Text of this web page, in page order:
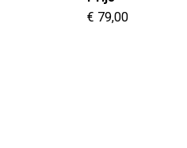
€ 79,00